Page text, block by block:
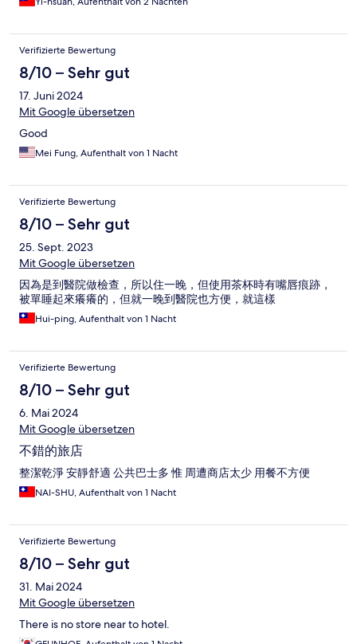
Verifizierte Bewertung
8/10 – Sehr gut
17. Juni 2024
Mit Google übersetzen
Good
Mei Fung, Aufenthalt von 1 Nacht
Verifizierte Bewertung
8/10 – Sehr gut
25. Sept. 2023
Mit Google übersetzen
因為是到醫院做檢查，所以住一晚，但使用茶杯時有嘴唇痕跡，
被單睡起來癢癢的，但就一晚到醫院也方便，就這樣
Hui-ping, Aufenthalt von 1 Nacht
Verifizierte Bewertung
8/10 – Sehr gut
6. Mai 2024
Mit Google übersetzen
不錯的旅店
整潔乾淨 安靜舒適 公共巴士多 惟 周遭商店太少 用餐不方便
NAI-SHU, Aufenthalt von 1 Nacht
Verifizierte Bewertung
8/10 – Sehr gut
31. Mai 2024
Mit Google übersetzen
There is no store near to hotel.